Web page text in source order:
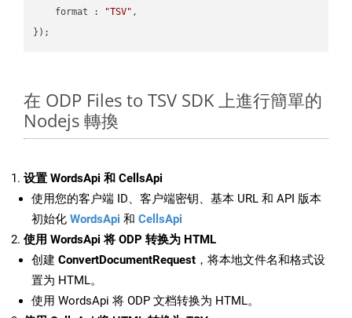
format : "TSV" ,
在 ODP Files to TSV SDK 上進行簡單的
Nodejs 轉換
设置 WordsApi 和 CellsApi
使用您的客户端 ID、客户端密钥、基本 URL 和 API 版本
初始化 WordsApi 和 CellsApi
使用 WordsApi 将 ODP 转换为 HTML
创建 ConvertDocumentRequest ，将本地文件名和格式设
置为 HTML。
使用 WordsApi 将 ODP 文档转换为 HTML。